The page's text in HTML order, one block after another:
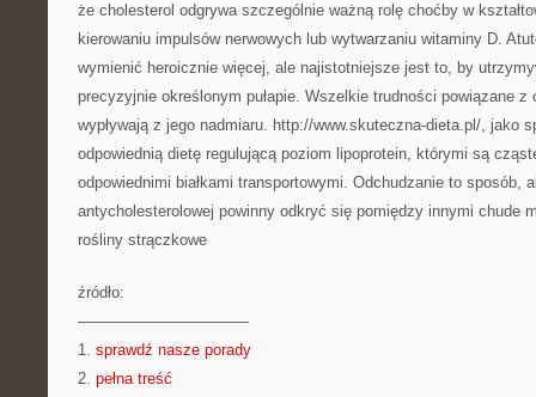
że cholesterol odgrywa szczególnie ważną rolę choćby w
kierowaniu impulsów nerwowych lub wytwarzaniu witaminy D.
wymienić heroicznie więcej, ale najistotniejsze jest to, by
precyzyjnie określonym pułapie. Wszelkie trudności powiązane z
wypływają z jego nadmiaru. http://www.skuteczna-dieta.pl/, jako
odpowiednią dietę regulującą poziom lipoprotein, którymi są
odpowiednimi białkami transportowymi. Odchudzanie to sposób,
antycholesterolowej powinny odkryć się pomiędzy innymi chude
rośliny strączkowe
źródło:
———————————
1. sprawdź nasze porady
2. pełna treść